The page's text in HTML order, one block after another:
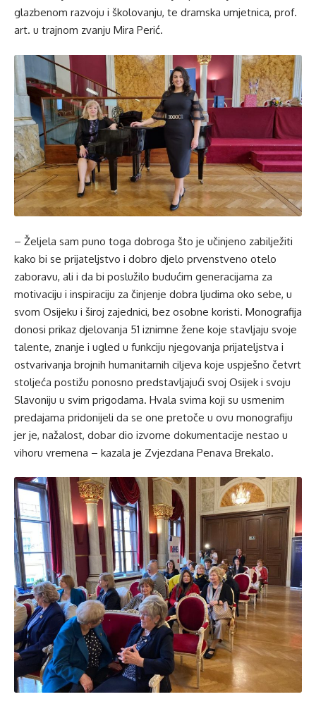
glazbenom razvoju i školovanju, te dramska umjetnica, prof.
art. u trajnom zvanju Mira Perić.
– Željela sam puno toga dobroga što je učinjeno zabilježiti
kako bi se prijateljstvo i dobro djelo prvenstveno otelo
zaboravu, ali i da bi poslužilo budućim generacijama za
motivaciju i inspiraciju za činjenje dobra ljudima oko sebe, u
svom Osijeku i široj zajednici, bez osobne koristi. Monografija
donosi prikaz djelovanja 51 iznimne žene koje stavljaju svoje
talente, znanje i ugled u funkciju njegovanja prijateljstva i
ostvarivanja brojnih humanitarnih ciljeva koje uspješno četvrt
stoljeća postižu ponosno predstavljajući svoj Osijek i svoju
Slavoniju u svim prigodama. Hvala svima koji su usmenim
predajama pridonijeli da se one pretoče u ovu monografiju
jer je, nažalost, dobar dio izvorne dokumentacije nestao u
vihoru vremena – kazala je Zvjezdana Penava Brekalo.